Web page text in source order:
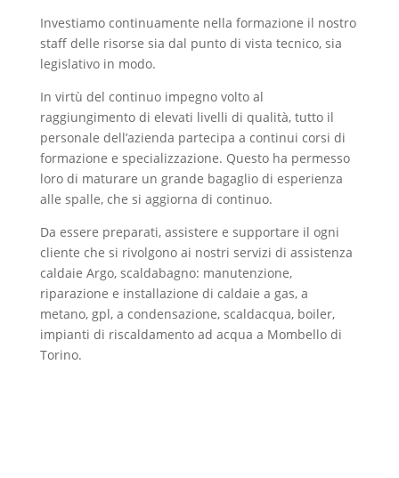
Investiamo continuamente nella formazione il nostro
staff delle risorse sia dal punto di vista tecnico, sia
legislativo in modo.
In virtù del continuo impegno volto al
raggiungimento di elevati livelli di qualità, tutto il
personale dell’azienda partecipa a continui corsi di
formazione e specializzazione. Questo ha permesso
loro di maturare un grande bagaglio di esperienza
alle spalle, che si aggiorna di continuo.
Da essere preparati, assistere e supportare il ogni
cliente che si rivolgono ai nostri servizi di assistenza
caldaie Argo, scaldabagno: manutenzione,
riparazione e installazione di caldaie a gas, a
metano, gpl, a condensazione, scaldacqua, boiler,
impianti di riscaldamento ad acqua a Mombello di
Torino.